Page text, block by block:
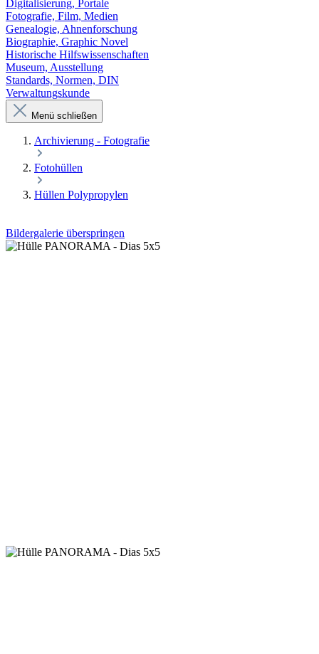
Digitalisierung, Portale
Fotografie, Film, Medien
Genealogie, Ahnenforschung
Biographie, Graphic Novel
Historische Hilfswissenschaften
Museum, Ausstellung
Standards, Normen, DIN
Verwaltungskunde
Menü schließen
Archivierung - Fotografie
Fotohüllen
Hüllen Polypropylen
Bildergalerie überspringen